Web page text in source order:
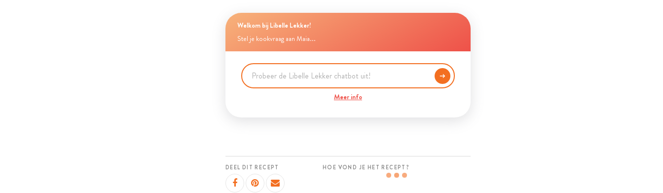
Welkom bij Libelle Lekker!
Stel je kookvraag aan Maia...
Meer info
DEEL DIT RECEPT HOE VOND JE HET RECEPT?